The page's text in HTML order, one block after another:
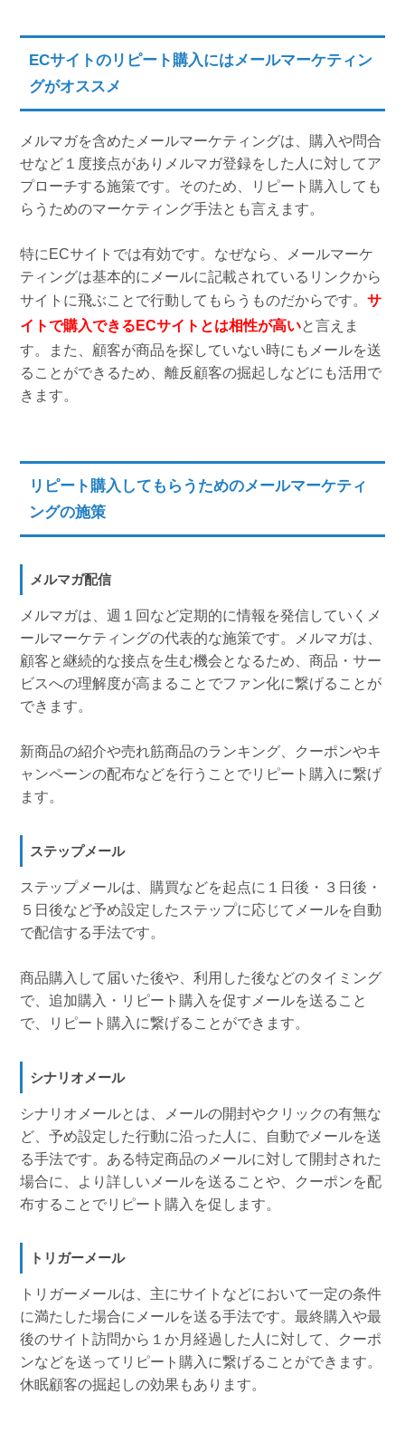
ECサイトのリピート購入にはメールマーケティン
グがオススメ
メルマガを含めたメールマーケティングは、購入や問合
せなど１度接点がありメルマガ登録をした人に対してア
プローチする施策です。そのため、リピート購入しても
らうためのマーケティング手法とも言えます。
特にECサイトでは有効です。なぜなら、メールマーケ
ティングは基本的にメールに記載されているリンクから
サイトに飛ぶことで行動してもらうものだからです。サ
イトで購入できるECサイトとは相性が高いと言えま
す。また、顧客が商品を探していない時にもメールを送
ることができるため、離反顧客の掘起しなどにも活用で
きます。
リピート購入してもらうためのメールマーケティ
ングの施策
メルマガ配信
メルマガは、週１回など定期的に情報を発信していくメ
ールマーケティングの代表的な施策です。メルマガは、
顧客と継続的な接点を生む機会となるため、商品・サー
ビスへの理解度が高まることでファン化に繋げることが
できます。
新商品の紹介や売れ筋商品のランキング、クーポンやキ
ャンペーンの配布などを行うことでリピート購入に繋げ
ます。
ステップメール
ステップメールは、購買などを起点に１日後・３日後・
５日後など予め設定したステップに応じてメールを自動
で配信する手法です。
商品購入して届いた後や、利用した後などのタイミング
で、追加購入・リピート購入を促すメールを送ること
で、リピート購入に繋げることができます。
シナリオメール
シナリオメールとは、メールの開封やクリックの有無な
ど、予め設定した行動に沿った人に、自動でメールを送
る手法です。ある特定商品のメールに対して開封された
場合に、より詳しいメールを送ることや、クーポンを配
布することでリピート購入を促します。
トリガーメール
トリガーメールは、主にサイトなどにおいて一定の条件
に満たした場合にメールを送る手法です。最終購入や最
後のサイト訪問から１か月経過した人に対して、クーポ
ンなどを送ってリピート購入に繋げることができます。
休眠顧客の掘起しの効果もあります。